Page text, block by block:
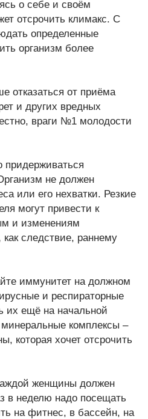
о себе и своём
отсрочить климакс. С
определенные
организм более
отказаться от приёма
и других вредных
враги №1 молодости
придерживаться
не должен
или его нехватки. Резкие
могут привести к
и изменениям
следствие, раннему
иммунитет на должном
и респираторные
их ещё на начальной
комплексы –
которая хочет отсрочить
женщины должен
в неделю надо посещать
на фитнес, в бассейн, на